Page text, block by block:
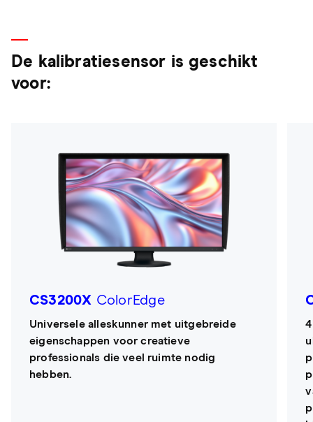
De kalibratiesensor is geschikt
voor:
CS3200X ColorEdge
Universele alleskunner met uitgebreide
eigenschappen voor creatieve
professionals die veel ruimte nodig
hebben.